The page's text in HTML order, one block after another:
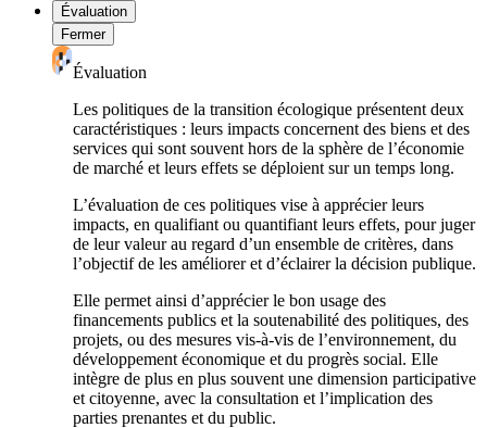
Évaluation
Fermer
Évaluation
Les politiques de la transition écologique présentent deux
caractéristiques : leurs impacts concernent des biens et des
services qui sont souvent hors de la sphère de l’économie
de marché et leurs effets se déploient sur un temps long.
L’évaluation de ces politiques vise à apprécier leurs
impacts, en qualifiant ou quantifiant leurs effets, pour juger
de leur valeur au regard d’un ensemble de critères, dans
l’objectif de les améliorer et d’éclairer la décision publique.
Elle permet ainsi d’apprécier le bon usage des
financements publics et la soutenabilité des politiques, des
projets, ou des mesures vis-à-vis de l’environnement, du
développement économique et du progrès social. Elle
intègre de plus en plus souvent une dimension participative
et citoyenne, avec la consultation et l’implication des
parties prenantes et du public.